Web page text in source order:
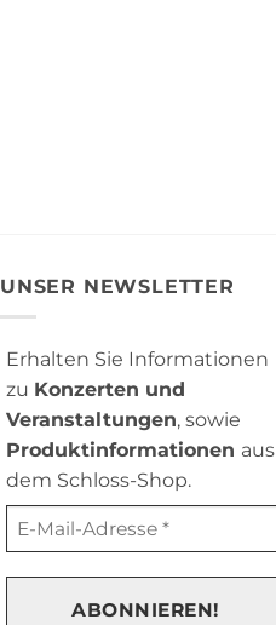
UNSER NEWSLETTER
Erhalten Sie Informationen
zu Konzerten und
Veranstaltungen, sowie
Produktinformationen aus
dem Schloss-Shop.